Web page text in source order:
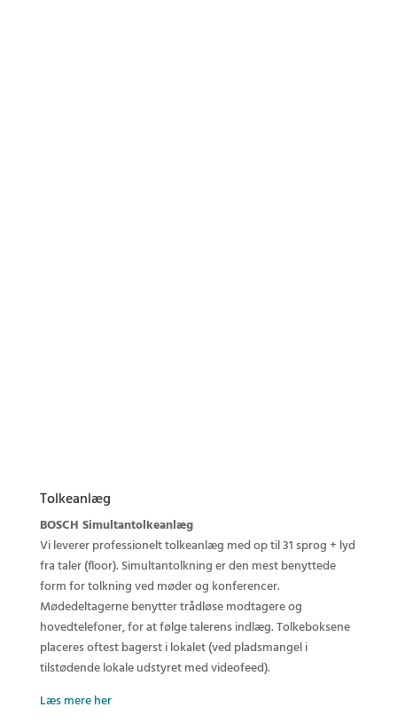
Tolkeanlæg
BOSCH Simultantolkeanlæg
Vi leverer professionelt tolkeanlæg med op til 31 sprog + lyd
fra taler (floor). Simultantolkning er den mest benyttede
form for tolkning ved møder og konferencer.
Mødedeltagerne benytter trådløse modtagere og
hovedtelefoner, for at følge talerens indlæg. Tolkeboksene
placeres oftest bagerst i lokalet (ved pladsmangel i
tilstødende lokale udstyret med videofeed).
Læs mere her